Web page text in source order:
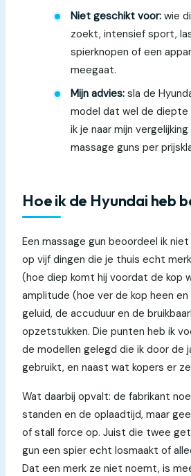
Niet geschikt voor: wie
zoekt, intensief sport,
spierknopen of een
meegaat.
Mijn advies: sla de
model dat wel de diepte
ik je naar mijn
massage guns per
Hoe ik de Hyundai heb
Een massage gun beoordeel ik
op vijf dingen die je thuis echt
(hoe diep komt hij voordat de kop
amplitude (hoe ver de kop heen
geluid, de accuduur en de
opzetstukken. Die punten heb ik
de modellen gelegd die ik door de
gebruikt, en naast wat kopers er
Wat daarbij opvalt: de fabrikant
standen en de oplaadtijd, maar
of stall force op. Juist die twee
gun een spier echt losmaakt of
Dat een merk ze niet noemt, is